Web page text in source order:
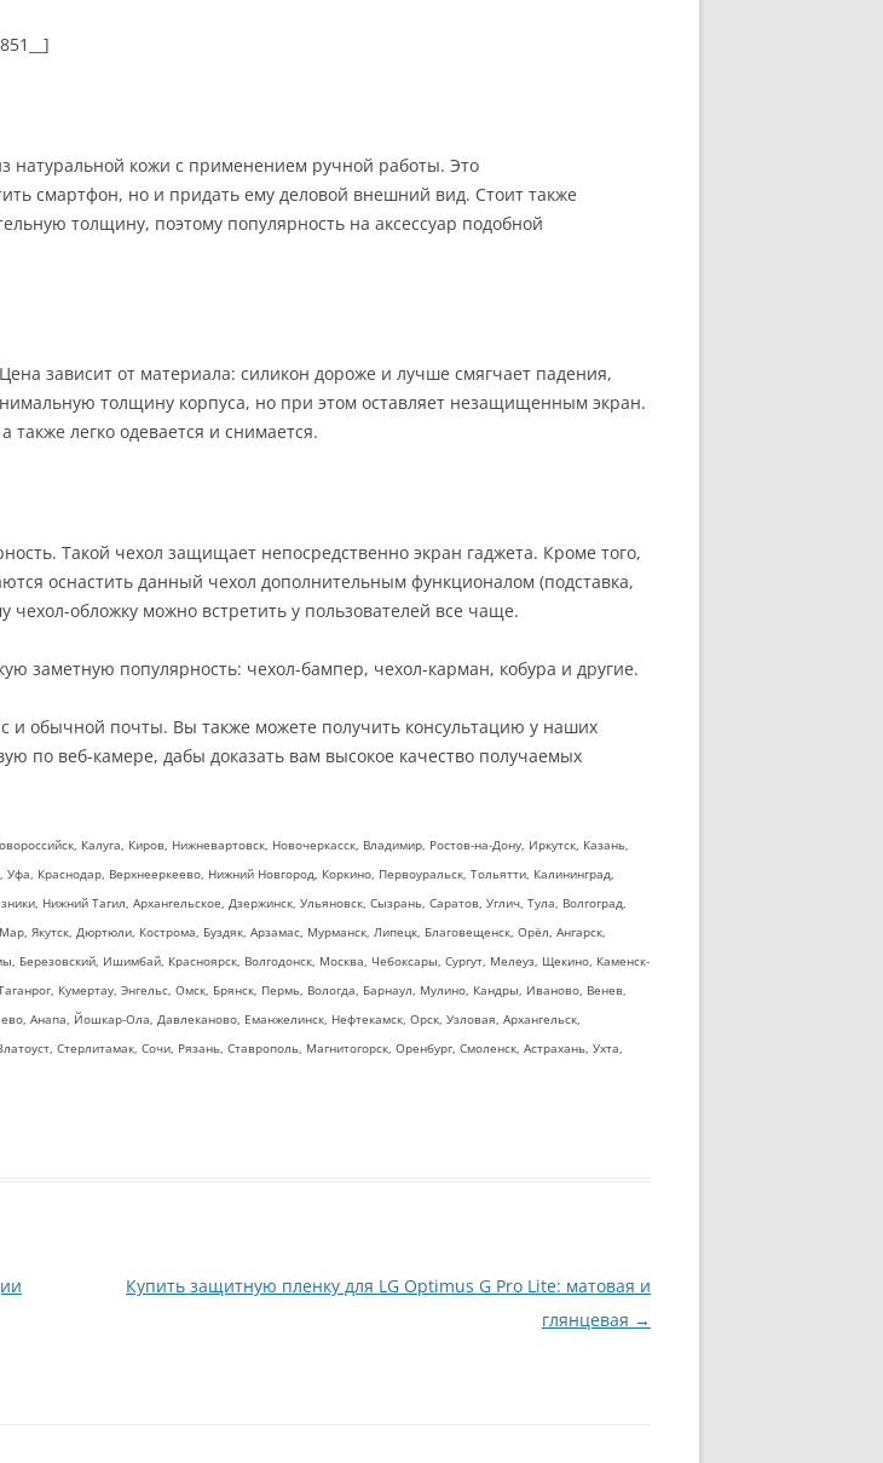
натуральной кожи с применением ручной работы. Это
смартфон, но и придать ему деловой внешний вид. Стоит также
толщину, поэтому популярность на аксессуар подобной
зависит от материала: силикон дороже и лучше смягчает падения,
толщину корпуса, но при этом оставляет незащищенным экран.
легко одевается и снимается.
Такой чехол защищает непосредственно экран гаджета. Кроме того,
оснастить данный чехол дополнительным функционалом (подставка,
обложку можно встретить у пользователей все чаще.
заметную популярность: чехол-бампер, чехол-карман, кобура и другие.
и обычной почты. Вы также можете получить консультацию у наших
по веб-камере, дабы доказать вам высокое качество получаемых
Калуга, Киров, Нижневартовск, Новочеркасск, Владимир, Ростов-на-Дону, Иркутск, Казань,
Краснодар, Верхнееркеево, Нижний Новгород, Коркино, Первоуральск, Тольятти, Калининград,
Нижний Тагил, Архангельское, Дзержинск, Ульяновск, Сызрань, Саратов, Углич, Тула, Волгоград,
Якутск, Дюртюли, Кострома, Буздяк, Арзамас, Мурманск, Липецк, Благовещенск, Орёл, Ангарск,
Березовский, Ишимбай, Красноярск, Волгодонск, Москва, Чебоксары, Сургут, Мелеуз, Щекино, Каменск-
Кумертау, Энгельс, Омск, Брянск, Пермь, Вологда, Барнаул, Мулино, Кандры, Иваново, Венев,
Анапа, Йошкар-Ола, Давлеканово, Еманжелинск, Нефтекамск, Орск, Узловая, Архангельск,
Стерлитамак, Сочи, Рязань, Ставрополь, Магнитогорск, Оренбург, Смоленск, Астрахань, Ухта,
Купить защитную пленку для LG Optimus G Pro Lite: матовая и
глянцевая →